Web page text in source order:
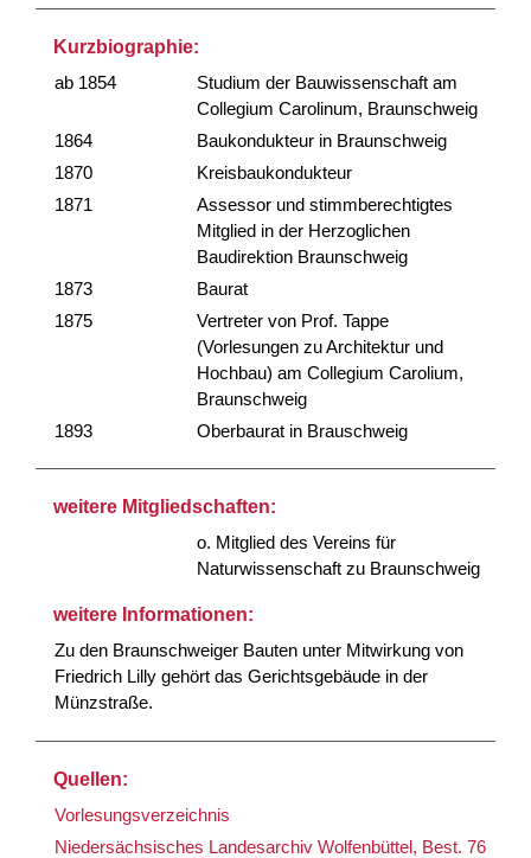
Kurzbiographie:
ab 1854
Studium der Bauwissenschaft am
Collegium Carolinum, Braunschweig
1864
Baukondukteur in Braunschweig
1870
Kreisbaukondukteur
1871
Assessor und stimmberechtigtes
Mitglied in der Herzoglichen
Baudirektion Braunschweig
1873
Baurat
1875
Vertreter von Prof. Tappe
(Vorlesungen zu Architektur und
Hochbau) am Collegium Carolium,
Braunschweig
1893
Oberbaurat in Brauschweig
weitere Mitgliedschaften:
o. Mitglied des Vereins für
Naturwissenschaft zu Braunschweig
weitere Informationen:
Zu den Braunschweiger Bauten unter Mitwirkung von
Friedrich Lilly gehört das Gerichtsgebäude in der
Münzstraße.
Quellen:
Vorlesungsverzeichnis
Niedersächsisches Landesarchiv Wolfenbüttel, Best. 76